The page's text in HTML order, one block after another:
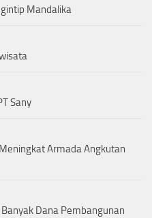
Mandalika
Sany
Armada Angkutan
Dana Pembangunan